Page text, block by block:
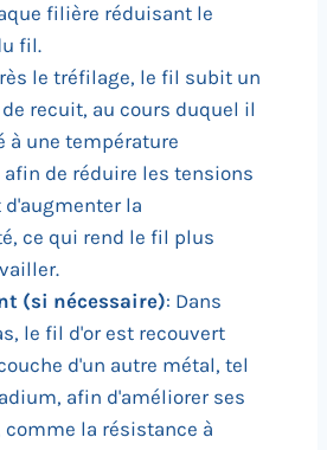
filière réduisant le
fil.
le tréfilage, le fil subit un
recuit, au cours duquel il
à une température
de réduire les tensions
la
ce qui rend le fil plus
(si nécessaire): Dans
le fil d'or est recouvert
d'un autre métal, tel
afin d'améliorer ses
comme la résistance à